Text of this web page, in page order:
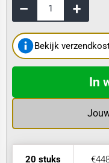
Bekijk
In
20 stuks